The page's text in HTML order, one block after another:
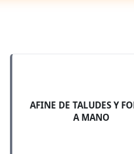
AFINE DE TALUDES Y
A MANO